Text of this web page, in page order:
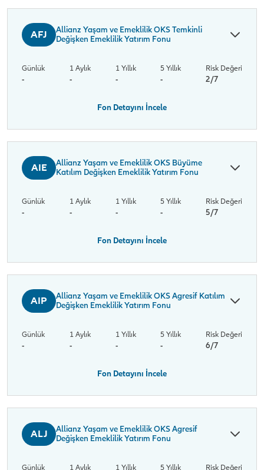
AFJ
Allianz Yaşam ve Emeklilik OKS Temkinli
Değişken Emeklilik Yatırım Fonu
Günlük
-
1 Aylık
-
1 Yıllık
-
5 Yıllık
-
Risk Değeri
2/7
Fon Detayını İncele
AIE
Allianz Yaşam ve Emeklilik OKS Büyüme
Katılım Değişken Emeklilik Yatırım Fonu
Günlük
-
1 Aylık
-
1 Yıllık
-
5 Yıllık
-
Risk Değeri
5/7
Fon Detayını İncele
AIP
Allianz Yaşam ve Emeklilik OKS Agresif Katılım
Değişken Emeklilik Yatırım Fonu
Günlük
-
1 Aylık
-
1 Yıllık
-
5 Yıllık
-
Risk Değeri
6/7
Fon Detayını İncele
ALJ
Allianz Yaşam ve Emeklilik OKS Agresif
Değişken Emeklilik Yatırım Fonu
Günlük 1 Aylık 1 Yıllık 5 Yıllık Risk Değeri